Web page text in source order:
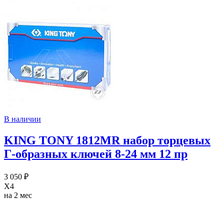
В наличии
KING TONY 1812MR набор торцевых
Г-образных ключей 8-24 мм 12 пр
3 050 ₽
X4
на 2 мес